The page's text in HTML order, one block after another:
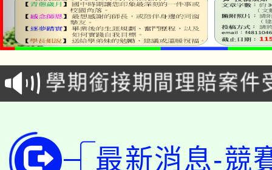
淨零綠生活教案入校路
會
115年食農教育專業人
程
學期銜接期間理賠案件
學籍身 分審查程序及
版
淨零綠領人才培育課程
公告本校115學年度第
「2026金融保險知識
最新消息-競